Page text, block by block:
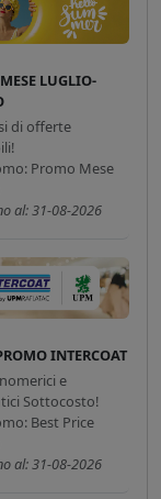
LUGLIO-
di offerte
Promo Mese
al: 31-08-2026
INTERCOAT
e
Sottocosto!
Best Price
al: 31-08-2026